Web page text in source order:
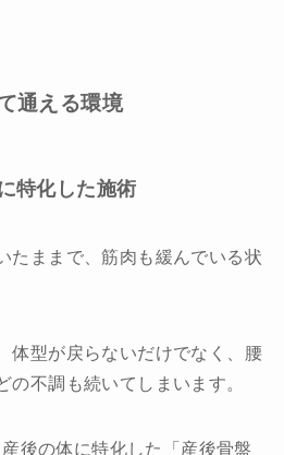
通える環境
特化した施術
たままで、筋肉も緩んでいる状
体型が戻らないだけでなく、腰
の不調も続いてしまいます。
後の体に特化した「産後骨盤